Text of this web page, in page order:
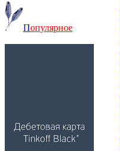
Популярное